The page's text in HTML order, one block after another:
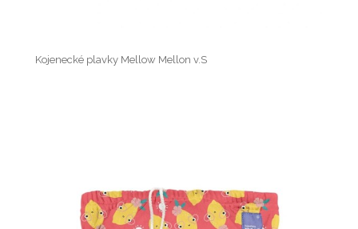
Kojenecké plavky Mellow Mellon v.S